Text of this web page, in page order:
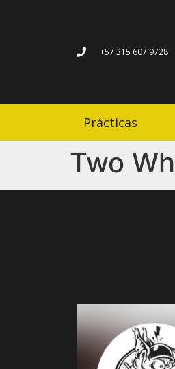
+57 315 607 9728
Prácticas
Two